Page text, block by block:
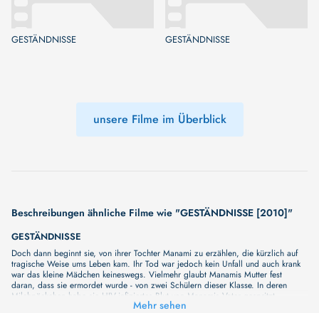
GESTÄNDNISSE GESTÄNDNISSE
unsere Filme im Überblick
Beschreibungen ähnliche Filme wie "GESTÄNDNISSE [2010]"
GESTÄNDNISSE
Doch dann beginnt sie, von ihrer Tochter Manami zu erzählen, die kürzlich auf
tragische Weise ums Leben kam. Ihr Tod war jedoch kein Unfall und auch krank
war das kleine Mädchen keineswegs. Vielmehr glaubt Manamis Mutter fest
daran, dass sie ermordet wurde - von zwei Schülern dieser Klasse. In deren
Milchpäckchen habe sie HIV-infiziertes Blut von Manamis Vater gespritzt.
Moriguchi sinnt auf Rache und da sie zugleich nicht an den Rechtsstaat glaubt,
Mehr sehen